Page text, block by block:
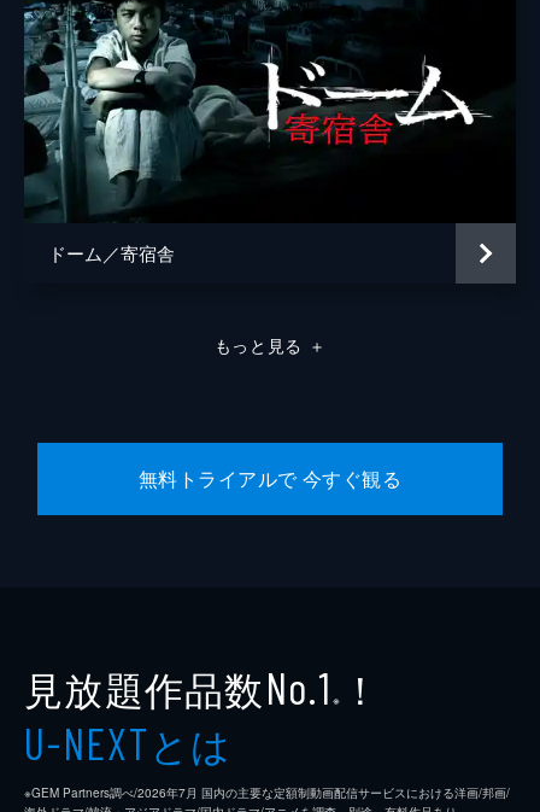
ドーム／寄宿舎
もっと見る ＋
無料トライアルで 今すぐ観る
見放題作品数No.1 ※ ！
U-NEXTとは
※GEM Partners調べ/2026年7⽉ 国内の主要な定額制動画配信サービスにおける洋画/邦画/